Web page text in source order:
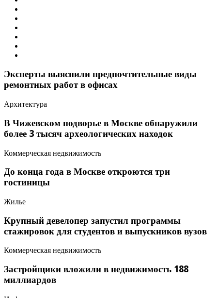
Эксперты выяснили предпочтительные виды
ремонтных работ в офисах
Архитектура
В Чижевском подворье в Москве обнаружили
более 3 тысяч археологических находок
Коммерческая недвижимость
До конца года в Москве откроются три
гостиницы
Жилье
Крупный девелопер запустил программы
стажировок для студентов и выпускников вузов
Коммерческая недвижимость
Застройщики вложили в недвижимость 188
миллиардов